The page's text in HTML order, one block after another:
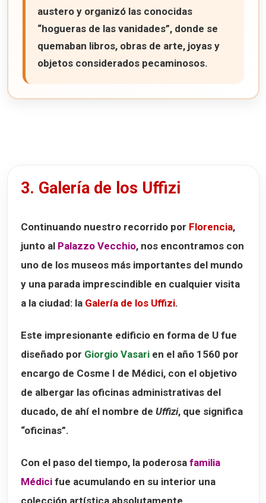
austero y organizó las conocidas
“hogueras de las vanidades”, donde se
quemaban libros, obras de arte, joyas y
objetos considerados pecaminosos.
3. Galería de los Uffizi
Continuando nuestro recorrido por Florencia,
junto al Palazzo Vecchio, nos encontramos con
uno de los museos más importantes del mundo
y una parada imprescindible en cualquier visita
a la ciudad: la Galería de los Uffizi.
Este impresionante edificio en forma de U fue
diseñado por Giorgio Vasari en el año 1560 por
encargo de Cosme I de Médici, con el objetivo
de albergar las oficinas administrativas del
ducado, de ahí el nombre de Uffizi, que significa
“oficinas”.
Con el paso del tiempo, la poderosa familia
Médici fue acumulando en su interior una
colección artística absolutamente